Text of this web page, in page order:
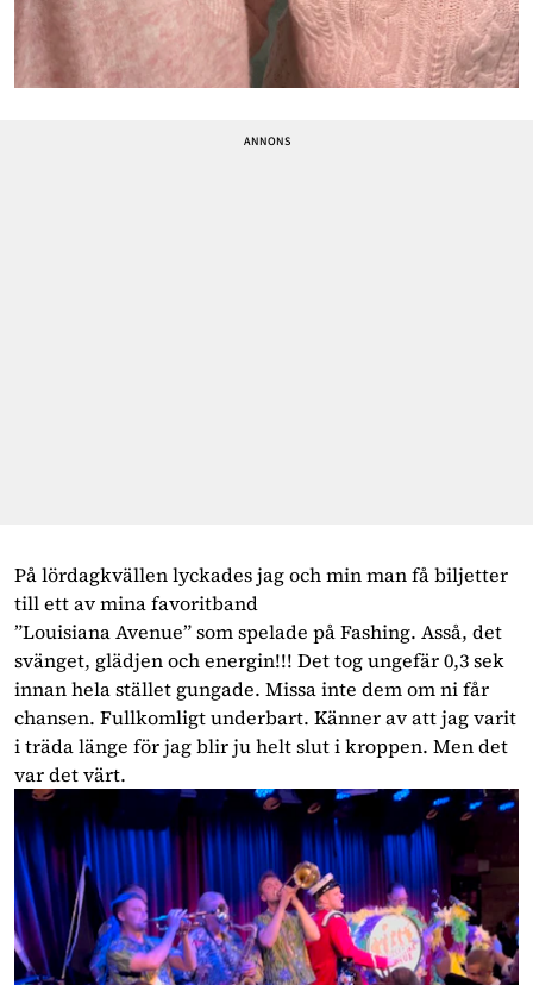
På lördagkvällen lyckades jag och min man få biljetter
till ett av mina favoritband
”Louisiana Avenue” som spelade på Fashing. Asså, det
svänget, glädjen och energin!!! Det tog ungefär 0,3 sek
innan hela stället gungade. Missa inte dem om ni får
chansen. Fullkomligt underbart. Känner av att jag varit
i träda länge för jag blir ju helt slut i kroppen. Men det
var det värt.